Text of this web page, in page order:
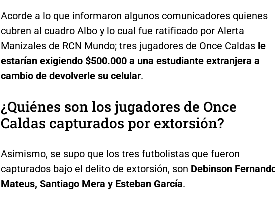
Acorde a lo que informaron algunos comunicadores quienes
cubren al cuadro Albo y lo cual fue ratificado por Alerta
Manizales de RCN Mundo; tres jugadores de Once Caldas le
estarían exigiendo $500.000 a una estudiante extranjera a
cambio de devolverle su celular.
¿Quiénes son los jugadores de Once
Caldas capturados por extorsión?
Asimismo, se supo que los tres futbolistas que fueron
capturados bajo el delito de extorsión, son Debinson
Mateus, Santiago Mera y Esteban García.